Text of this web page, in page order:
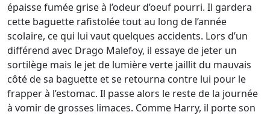
épaisse fumée grise à l’odeur d’oeuf pourri. Il gardera
cette baguette rafistolée tout au long de l’année
scolaire, ce qui lui vaut quelques accidents. Lors d’un
différend avec Drago Malefoy, il essaye de jeter un
sortilège mais le jet de lumière verte jaillit du mauvais
côté de sa baguette et se retourna contre lui pour le
frapper à l’estomac. Il passe alors le reste de la journée
à vomir de grosses limaces. Comme Harry, il porte son